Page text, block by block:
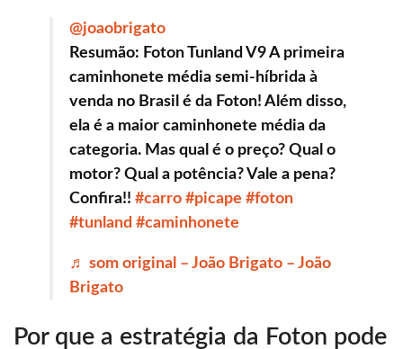
@joaobrigato
Resumão: Foton Tunland V9 A primeira
caminhonete média semi-híbrida à
venda no Brasil é da Foton! Além disso,
ela é a maior caminhonete média da
categoria. Mas qual é o preço? Qual o
motor? Qual a potência? Vale a pena?
Confira!! #carro #picape #foton
#tunland #caminhonete
♬ som original – João Brigato – João
Brigato
Por que a estratégia da Foton pode